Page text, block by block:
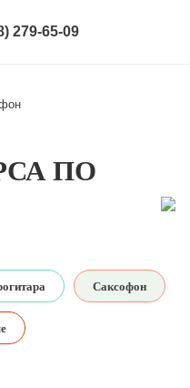
279-65-09
ПО
Саксофон